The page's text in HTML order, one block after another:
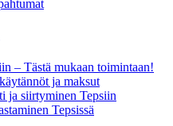
– Tästä mukaan toimintaan!
ja maksut
ja siirtyminen Tepsiin
Tepsissä